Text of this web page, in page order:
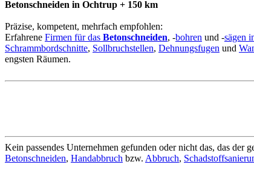
Betonschneiden in Ochtrup + 150 km
Präzise, kompetent, mehrfach empfohlen:
Erfahrene Firmen für das Betonschneiden, -bohren und -sägen
Schrammbordschnitte, Sollbruchstellen, Dehnungsfugen und
engsten Räumen.
Kein passendes Unternehmen gefunden oder nicht das, das der
Betonschneiden, Handabbruch bzw. Abbruch,